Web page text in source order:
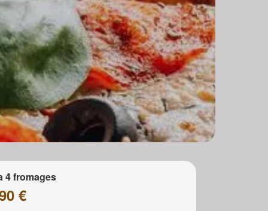
4 fromages
€